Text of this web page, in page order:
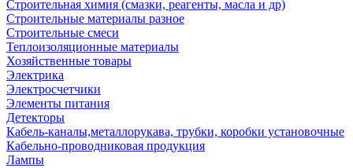
Строительная химия (смазки, реагенты, масла и др)
Строительные материалы разное
Строительные смеси
Теплоизоляционные материалы
Хозяйственные товары
Электрика
Электросчетчики
Элементы питания
Детекторы
Кабель-каналы,металлорукава, трубки, коробки установочные
Кабельно-проводниковая продукция
Лампы